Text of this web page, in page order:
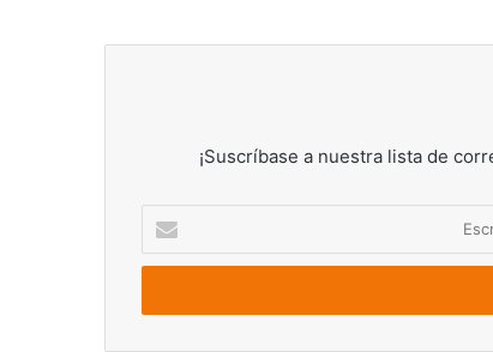
¡Suscríbase a nuestra lista de
correo